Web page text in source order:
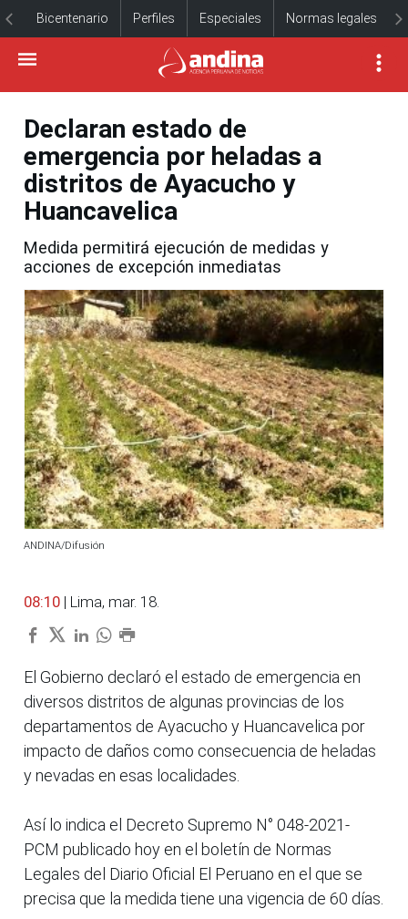
Bicentenario Perfiles Especiales Normas legales
Declaran estado de
emergencia por heladas a
distritos de Ayacucho y
Huancavelica
Medida permitirá ejecución de medidas y
acciones de excepción inmediatas
ANDINA/Difusión
08:10 | Lima, mar. 18.
El Gobierno declaró el estado de emergencia en
diversos distritos de algunas provincias de los
departamentos de Ayacucho y Huancavelica por
impacto de daños como consecuencia de heladas
y nevadas en esas localidades.
Así lo indica el Decreto Supremo N° 048-2021-
PCM publicado hoy en el boletín de Normas
Legales del Diario Oficial El Peruano en el que se
precisa que la medida tiene una vigencia de 60 días.